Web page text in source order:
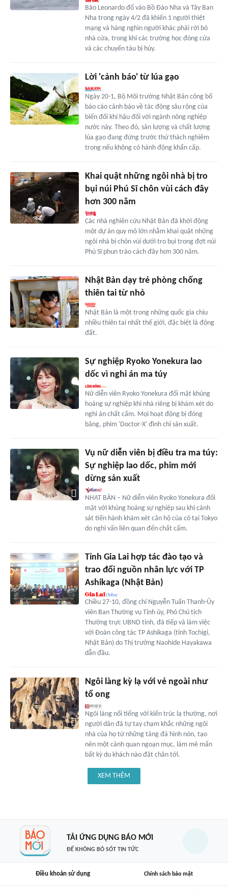
Bão Leonardo đổ vào Bồ Đào Nha và Tây Ban
Nha trong ngày 4/2 đã khiến 1 người thiệt
mạng và hàng nghìn người khác phải rời bỏ
nhà cửa, trong khi các trường học đóng cửa
và các chuyến tàu bị hủy.
Lời 'cảnh báo' từ lúa gạo
Ngày 20-1, Bộ Môi trường Nhật Bản công bố
báo cáo cảnh báo về tác động sâu rộng của
biến đổi khí hậu đối với ngành nông nghiệp
nước này. Theo đó, sản lượng và chất lượng
lúa gạo đang đứng trước thử thách nghiêm
trọng nếu không có hành động khẩn cấp.
Khai quật những ngôi nhà bị tro
bụi núi Phú Sĩ chôn vùi cách đây
hơn 300 năm
Các nhà nghiên cứu Nhật Bản đã khởi động
một dự án quy mô lớn nhằm khai quật những
ngôi nhà bị chôn vùi dưới tro bụi trong đợt núi
Phú Sĩ phun trào cách đây hơn 300 năm.
Nhật Bản dạy trẻ phòng chống
thiên tai từ nhỏ
Nhật Bản là một trong những quốc gia chịu
nhiều thiên tai nhất thế giới, đặc biệt là động
đất.
Sự nghiệp Ryoko Yonekura lao
dốc vì nghi án ma túy
Nữ diễn viên Ryoko Yonekura đối mặt khủng
hoảng sự nghiệp khi nhà riêng bị khám xét do
nghi án chất cấm. Mọi hoạt động bị đóng
băng, phim 'Doctor-X' đình chỉ sản xuất.
Vụ nữ diễn viên bị điều tra ma túy:
Sự nghiệp lao dốc, phim mới
dừng sản xuất
NHẬT BẢN – Nữ diễn viên Ryoko Yonekura đối
mặt với khủng hoảng sự nghiệp sau khi cảnh
sát tiến hành khám xét căn hộ của cô tại Tokyo
do nghi vấn liên quan đến chất cấm.
Tỉnh Gia Lai hợp tác đào tạo và
trao đổi nguồn nhân lực với TP
Ashikaga (Nhật Bản)
Chiều 27-10, đồng chí Nguyễn Tuấn Thanh-Ủy
viên Ban Thường vụ Tỉnh ủy, Phó Chủ tịch
Thường trực UBND tỉnh, đã tiếp và làm việc
với Đoàn công tác TP Ashikaga (tỉnh Tochigi,
Nhật Bản) do Thị trưởng Naohide Hayakawa
dẫn đầu.
Ngôi làng kỳ lạ với vẻ ngoài như
tổ ong
Ngôi làng nổi tiếng với kiến trúc lạ thường, nơi
người dân đã tự tay chạm khắc những ngôi
nhà của họ từ những tảng đá hình nón, tạo
nên một cảnh quan ngoạn mục, làm mê mẩn
bất kỳ du khách nào đặt chân tới.
XEM THÊM
TẢI ỨNG DỤNG BÁO MỚI
ĐỂ KHÔNG BỎ SÓT TIN TỨC
Điều khoản sử dụng Chính sách bảo mật